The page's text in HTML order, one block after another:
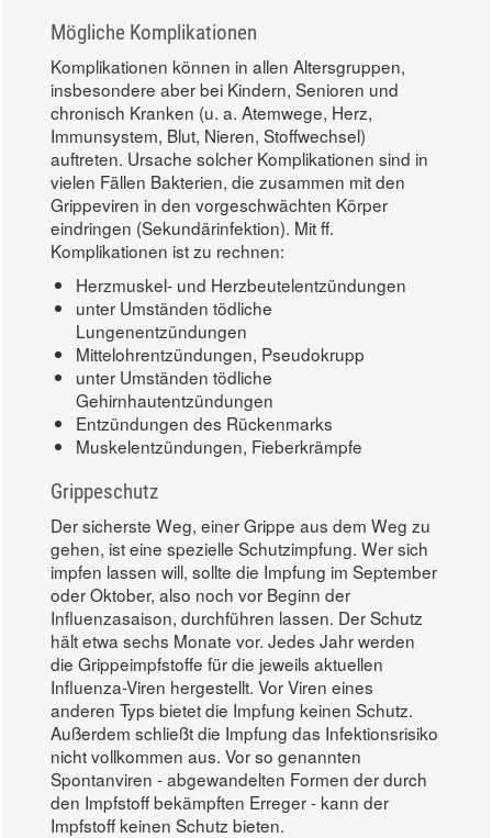
Mögliche Komplikationen
Komplikationen können in allen Altersgruppen,
insbesondere aber bei Kindern, Senioren und
chronisch Kranken (u. a. Atemwege, Herz,
Immunsystem, Blut, Nieren, Stoffwechsel)
auftreten. Ursache solcher Komplikationen sind in
vielen Fällen Bakterien, die zusammen mit den
Grippeviren in den vorgeschwächten Körper
eindringen (Sekundärinfektion). Mit ff.
Komplikationen ist zu rechnen:
Herzmuskel- und Herzbeutelentzündungen
unter Umständen tödliche
Lungenentzündungen
Mittelohrentzündungen, Pseudokrupp
unter Umständen tödliche
Gehirnhautentzündungen
Entzündungen des Rückenmarks
Muskelentzündungen, Fieberkrämpfe
Grippeschutz
Der sicherste Weg, einer Grippe aus dem Weg zu
gehen, ist eine spezielle Schutzimpfung. Wer sich
impfen lassen will, sollte die Impfung im September
oder Oktober, also noch vor Beginn der
Influenzasaison, durchführen lassen. Der Schutz
hält etwa sechs Monate vor. Jedes Jahr werden
die Grippeimpfstoffe für die jeweils aktuellen
Influenza-Viren hergestellt. Vor Viren eines
anderen Typs bietet die Impfung keinen Schutz.
Außerdem schließt die Impfung das Infektionsrisiko
nicht vollkommen aus. Vor so genannten
Spontanviren - abgewandelten Formen der durch
den Impfstoff bekämpften Erreger - kann der
Impfstoff keinen Schutz bieten.